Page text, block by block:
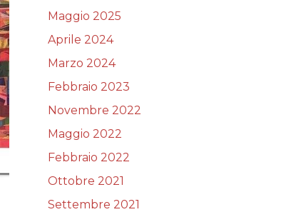
Maggio 2025
Aprile 2024
Marzo 2024
Febbraio 2023
Novembre 2022
Maggio 2022
Febbraio 2022
Ottobre 2021
Settembre 2021